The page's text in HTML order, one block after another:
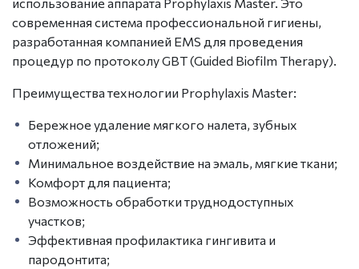
современная система профессиональной гигиены,
разработанная компанией EMS для проведения
процедур по протоколу GBT (Guided Biofilm Therapy).
Преимущества технологии Prophylaxis Master:
Бережное удаление мягкого налета, зубных
отложений;
Минимальное воздействие на эмаль, мягкие ткани;
Комфорт для пациента;
Возможность обработки труднодоступных
участков;
Эффективная профилактика гингивита и
пародонтита;